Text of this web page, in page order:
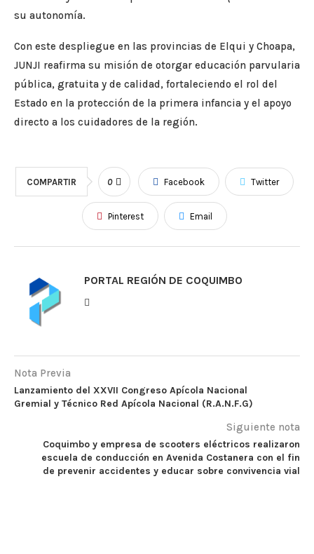
su autonomía.
Con este despliegue en las provincias de Elqui y Choapa,
JUNJI reafirma su misión de otorgar educación parvularia
pública, gratuita y de calidad, fortaleciendo el rol del
Estado en la protección de la primera infancia y el apoyo
directo a los cuidadores de la región.
COMPARTIR 0 Facebook Twitter
Pinterest Email
PORTAL REGIÓN DE COQUIMBO
Nota Previa
Lanzamiento del XXVII Congreso Apícola Nacional
Gremial y Técnico Red Apícola Nacional (R.A.N.F.G)
Siguiente nota
Coquimbo y empresa de scooters eléctricos realizaron
escuela de conducción en Avenida Costanera con el fin
de prevenir accidentes y educar sobre convivencia vial